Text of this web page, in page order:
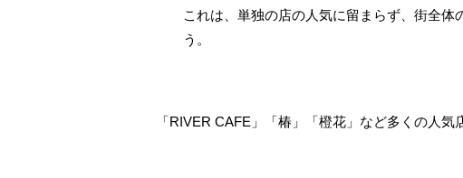
これは、単独の店の人気に留まらず、街全
う。
「RIVER CAFE」「椿」「橙花」など多くの人